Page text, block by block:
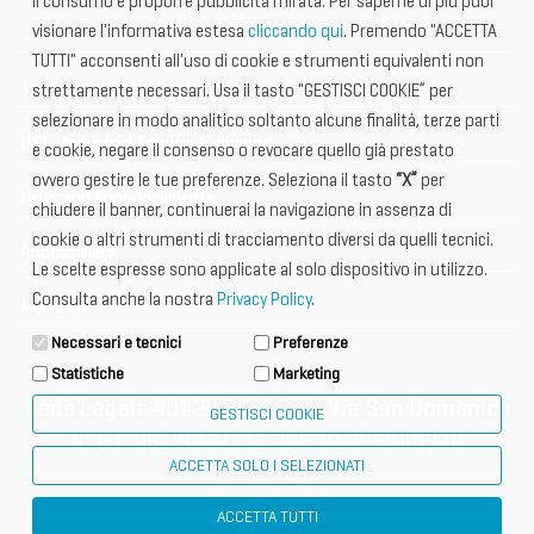
Open Hub
Tax & Legal Global Services
BTI - Industrial Tourism Exchange
News and Announcements
Photogallery
Media Kit
Sede Legale 40124 BOLOGNA, Via San Domenico
4, tel. 051 6317111, C.F. 91398840370
cookie policy
visionare l'informativa estesa cliccando qui. Premendo "ACCETTA
TUTTI" acconsenti all'uso di cookie e strumenti equivalenti non
strettamente necessari. Usa il tasto "GESTISCI COOKIE” per
selezionare in modo analitico soltanto alcune finalità, terze parti
e cookie, negare il consenso o revocare quello già prestato
ovvero gestire le tue preferenze. Seleziona il tasto “X” per
chiudere il banner, continuerai la navigazione in assenza di
cookie o altri strumenti di tracciamento diversi da quelli tecnici.
Le scelte espresse sono applicate al solo dispositivo in utilizzo.
Consulta anche la nostra Privacy Policy.
Necessari e tecnici
Preferenze
Statistiche
Marketing
GESTISCI COOKIE
ACCETTA SOLO I SELEZIONATI
ACCETTA TUTTI